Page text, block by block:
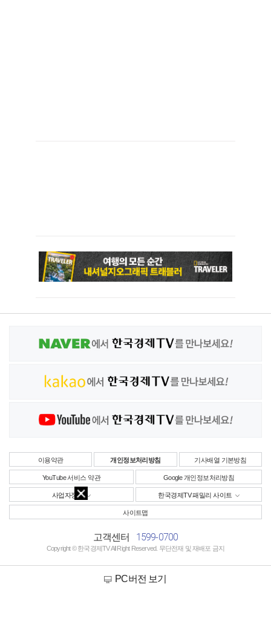
이용약관 개인정보처리방침 기사배열 기본방침
YouTube 서비스 약관 Google 개인정보처리방침
사업자정보 한국경제TV 패밀리 사이트
사이트맵
고객센터 1599-0700
Copyright © 한국경제TV All Right Reserved. 무단전재 및 재배포 금지
PC버전 보기